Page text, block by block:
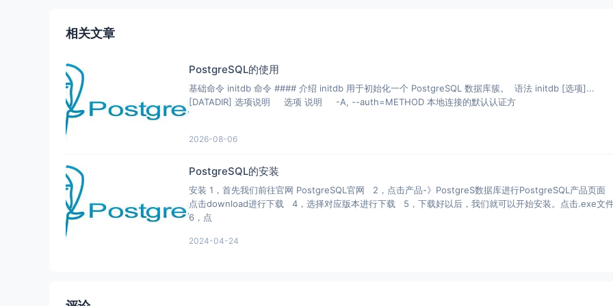
相关文章
PostgreSQL的使用
基础命令 initdb 命令 #### 介绍 initdb 用于初始化一个 PostgreSQL 数据库簇。 语法 initdb [选项]...
[DATADIR] 选项说明 选项 说明 -A, --auth=METHOD 本地连接的默认认证方
2026-08-06
PostgreSQL的安装
安装 1，首先我们前往官网 PostgreSQL官网 2，点击产品-》PostgreS数据库进行PostgreSQL产品页面
点击download进行下载 4，选择对应版本进行下载 5，下载好以后，我们就可以开始安装。点击.exe文
6，点
2024-04-24